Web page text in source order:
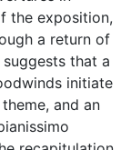
the exposition,
a return of
that a
initiate
and an